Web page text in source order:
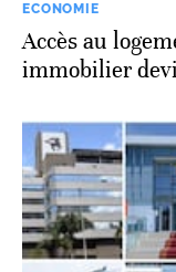
ECONOMIE
Accès au
immobilier